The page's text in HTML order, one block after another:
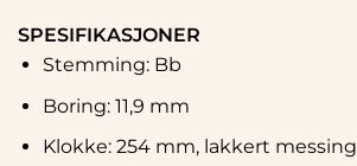
SPESIFIKASJONER
Stemming: Bb
Boring: 11,9 mm
Klokke: 254 mm, lakkert messing